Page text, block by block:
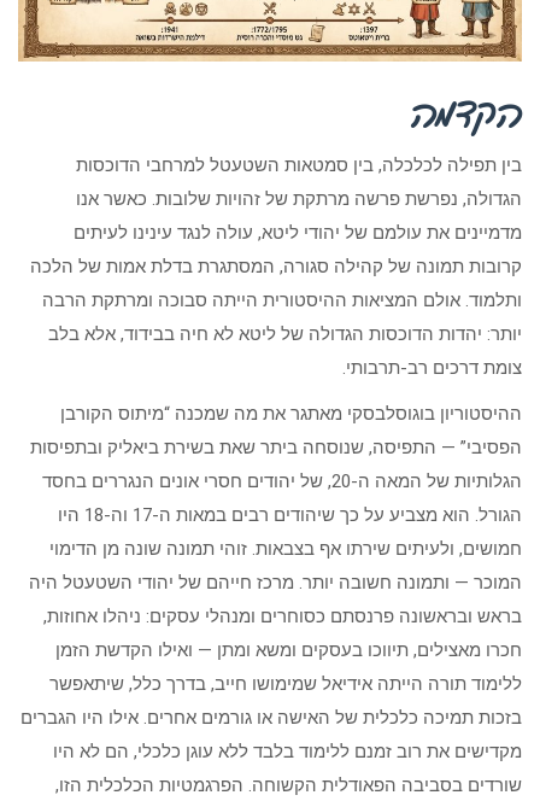
הקדמה
בין תפילה לכלכלה, בין סמטאות השטעטל למרחבי הדוכסות
הגדולה, נפרשת פרשה מרתקת של זהויות שלובות. כאשר אנו
מדמיינים את עולמם של יהודי ליטא, עולה לנגד עינינו לעיתים
קרובות תמונה של קהילה סגורה, המסתגרת בדלת אמות של הלכה
ותלמוד. אולם המציאות ההיסטורית הייתה סבוכה ומרתקת הרבה
יותר: יהדות הדוכסות הגדולה של ליטא לא חיה בבידוד, אלא בלב
צומת דרכים רב-תרבותי.
ההיסטוריון בוגוסלבסקי מאתגר את מה שמכנה “מיתוס הקורבן
הפסיבי” — התפיסה, שנוסחה ביתר שאת בשירת ביאליק ובתפיסות
הגלותיות של המאה ה-20, של יהודים חסרי אונים הנגררים בחסד
הגורל. הוא מצביע על כך שיהודים רבים במאות ה-17 וה-18 היו
חמושים, ולעיתים שירתו אף בצבאות. זוהי תמונה שונה מן הדימוי
המוכר — ותמונה חשובה יותר. מרכז חייהם של יהודי השטעטל היה
בראש ובראשונה פרנסתם כסוחרים ומנהלי עסקים: ניהלו אחוזות,
חכרו מאצילים, תיווכו בעסקים ומשא ומתן — ואילו הקדשת הזמן
ללימוד תורה הייתה אידיאל שמימושו חייב, בדרך כלל, שיתאפשר
בזכות תמיכה כלכלית של האישה או גורמים אחרים. אילו היו הגברים
מקדישים את רוב זמנם ללימוד בלבד ללא עוגן כלכלי, הם לא היו
שורדים בסביבה הפאודלית הקשוחה. הפרגמטיות הכלכלית הזו,